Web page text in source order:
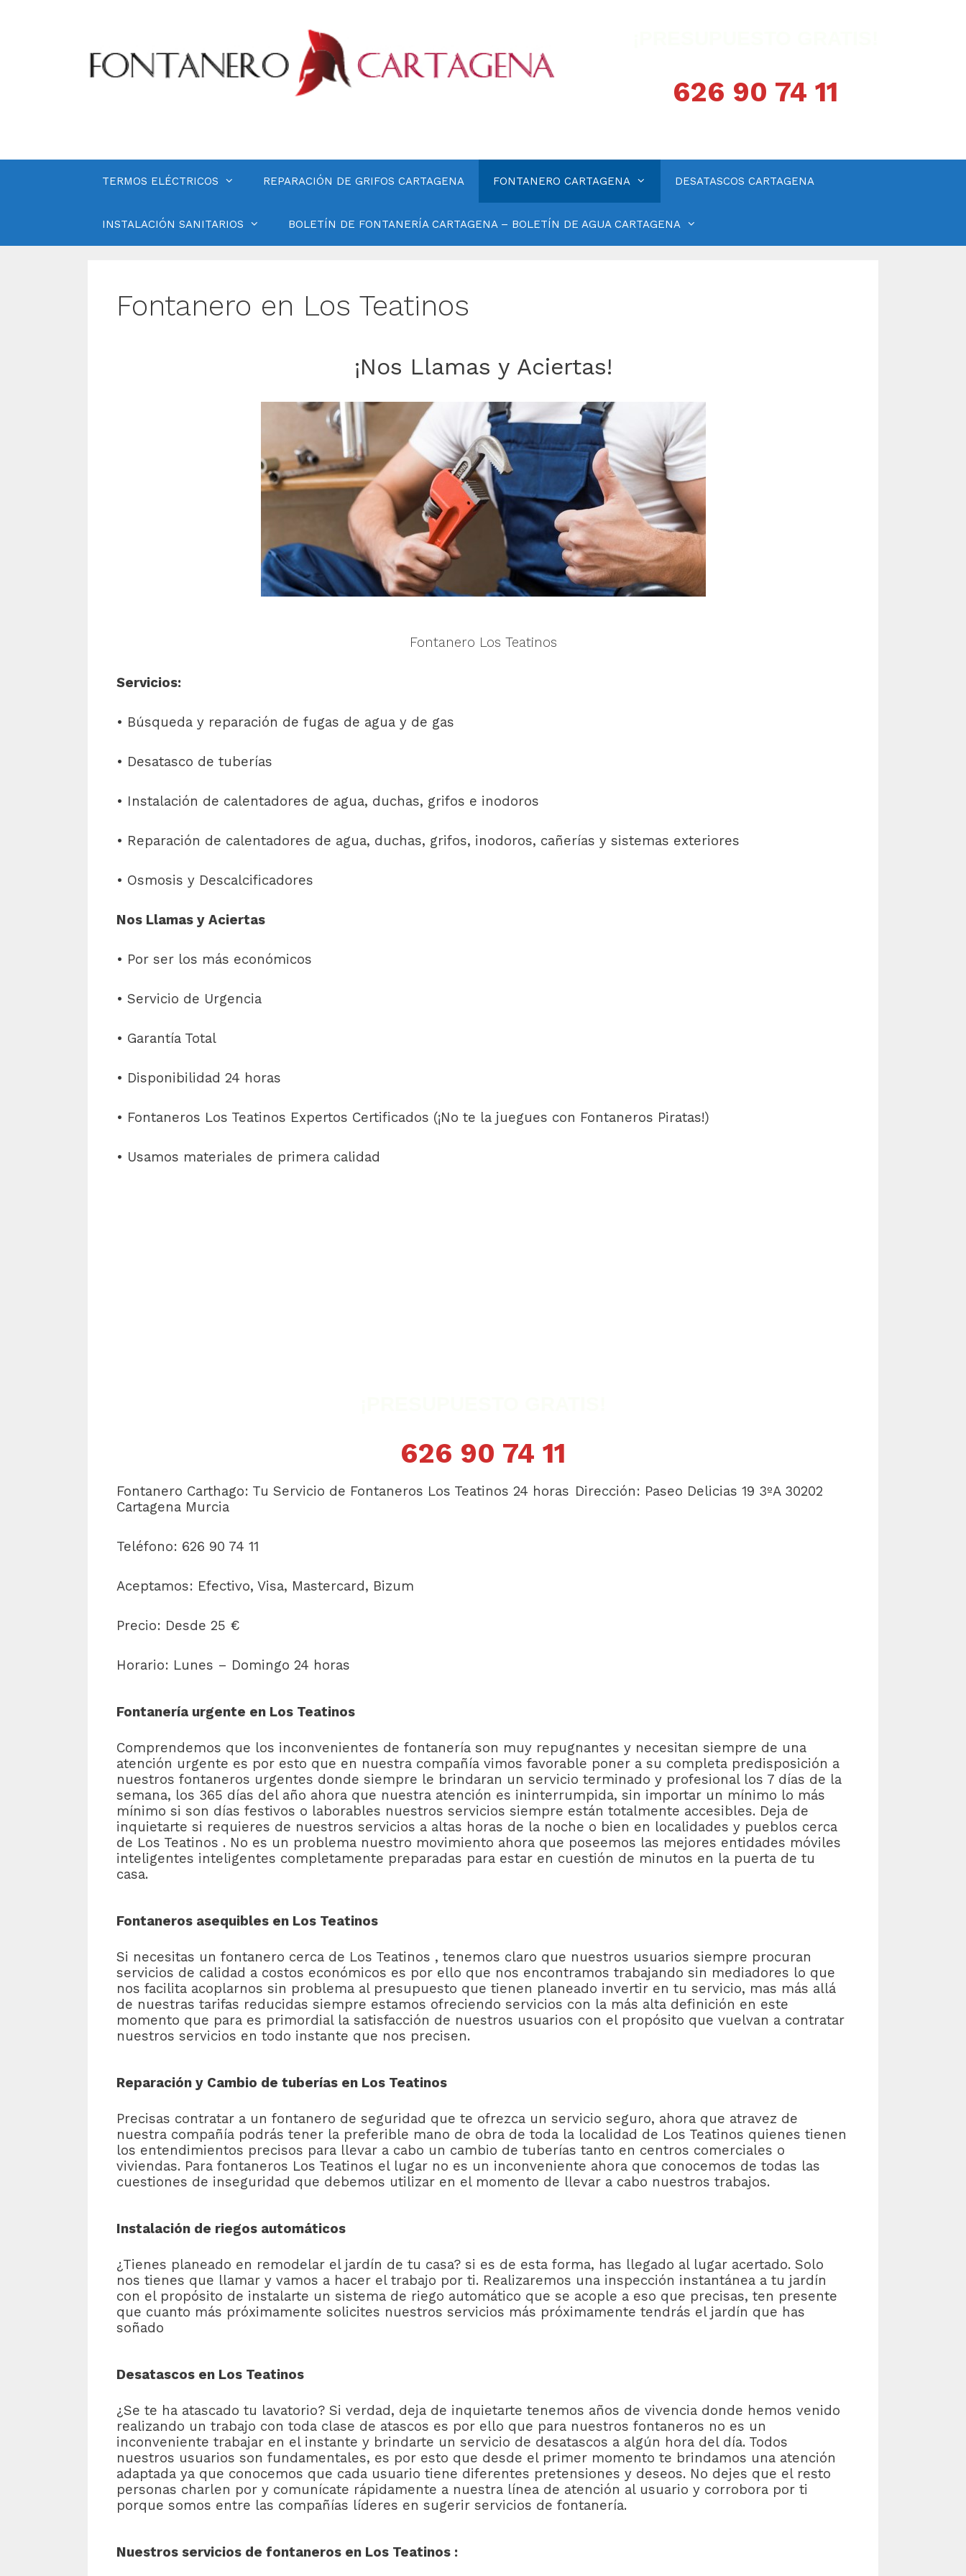
626 90 74 11
TERMOS ELÉCTRICOS REPARACIÓN DE GRIFOS CARTAGENA FONTANERO CARTAGENA DESATASCOS CARTAGENA
INSTALACIÓN SANITARIOS BOLETÍN DE FONTANERÍA CARTAGENA – BOLETÍN DE AGUA CARTAGENA
Fontanero en Los Teatinos
¡Nos Llamas y Aciertas!
Fontanero Los Teatinos
Servicios:
• Búsqueda y reparación de fugas de agua y de gas
• Desatasco de tuberías
• Instalación de calentadores de agua, duchas, grifos e inodoros
• Reparación de calentadores de agua, duchas, grifos, inodoros, cañerías y sistemas exteriores
• Osmosis y Descalcificadores
Nos Llamas y Aciertas
• Por ser los más económicos
• Servicio de Urgencia
• Garantía Total
• Disponibilidad 24 horas
• Fontaneros Los Teatinos Expertos Certificados (¡No te la juegues con Fontaneros Piratas!)
• Usamos materiales de primera calidad
626 90 74 11
Fontanero Carthago: Tu Servicio de Fontaneros Los Teatinos 24 horas Dirección: Paseo Delicias 19 3ºA 30202
Cartagena Murcia
Teléfono: 626 90 74 11
Aceptamos: Efectivo, Visa, Mastercard, Bizum
Precio: Desde 25 €
Horario: Lunes – Domingo 24 horas
Fontanería urgente en Los Teatinos
Comprendemos que los inconvenientes de fontanería son muy repugnantes y necesitan siempre de una
atención urgente es por esto que en nuestra compañía vimos favorable poner a su completa predisposición a
nuestros fontaneros urgentes donde siempre le brindaran un servicio terminado y profesional los 7 días de la
semana, los 365 días del año ahora que nuestra atención es ininterrumpida, sin importar un mínimo lo más
mínimo si son días festivos o laborables nuestros servicios siempre están totalmente accesibles. Deja de
inquietarte si requieres de nuestros servicios a altas horas de la noche o bien en localidades y pueblos cerca
de Los Teatinos . No es un problema nuestro movimiento ahora que poseemos las mejores entidades móviles
inteligentes inteligentes completamente preparadas para estar en cuestión de minutos en la puerta de tu
casa.
Fontaneros asequibles en Los Teatinos
Si necesitas un fontanero cerca de Los Teatinos , tenemos claro que nuestros usuarios siempre procuran
servicios de calidad a costos económicos es por ello que nos encontramos trabajando sin mediadores lo que
nos facilita acoplarnos sin problema al presupuesto que tienen planeado invertir en tu servicio, mas más allá
de nuestras tarifas reducidas siempre estamos ofreciendo servicios con la más alta definición en este
momento que para es primordial la satisfacción de nuestros usuarios con el propósito que vuelvan a contratar
nuestros servicios en todo instante que nos precisen.
Reparación y Cambio de tuberías en Los Teatinos
Precisas contratar a un fontanero de seguridad que te ofrezca un servicio seguro, ahora que atravez de
nuestra compañía podrás tener la preferible mano de obra de toda la localidad de Los Teatinos quienes tienen
los entendimientos precisos para llevar a cabo un cambio de tuberías tanto en centros comerciales o
viviendas. Para fontaneros Los Teatinos el lugar no es un inconveniente ahora que conocemos de todas las
cuestiones de inseguridad que debemos utilizar en el momento de llevar a cabo nuestros trabajos.
Instalación de riegos automáticos
¿Tienes planeado en remodelar el jardín de tu casa? si es de esta forma, has llegado al lugar acertado. Solo
nos tienes que llamar y vamos a hacer el trabajo por ti. Realizaremos una inspección instantánea a tu jardín
con el propósito de instalarte un sistema de riego automático que se acople a eso que precisas, ten presente
que cuanto más próximamente solicites nuestros servicios más próximamente tendrás el jardín que has
soñado
Desatascos en Los Teatinos
¿Se te ha atascado tu lavatorio? Si verdad, deja de inquietarte tenemos años de vivencia donde hemos venido
realizando un trabajo con toda clase de atascos es por ello que para nuestros fontaneros no es un
inconveniente trabajar en el instante y brindarte un servicio de desatascos a algún hora del día. Todos
nuestros usuarios son fundamentales, es por esto que desde el primer momento te brindamos una atención
adaptada ya que conocemos que cada usuario tiene diferentes pretensiones y deseos. No dejes que el resto
personas charlen por y comunícate rápidamente a nuestra línea de atención al usuario y corrobora por ti
porque somos entre las compañías líderes en sugerir servicios de fontanería.
Nuestros servicios de fontaneros en Los Teatinos :